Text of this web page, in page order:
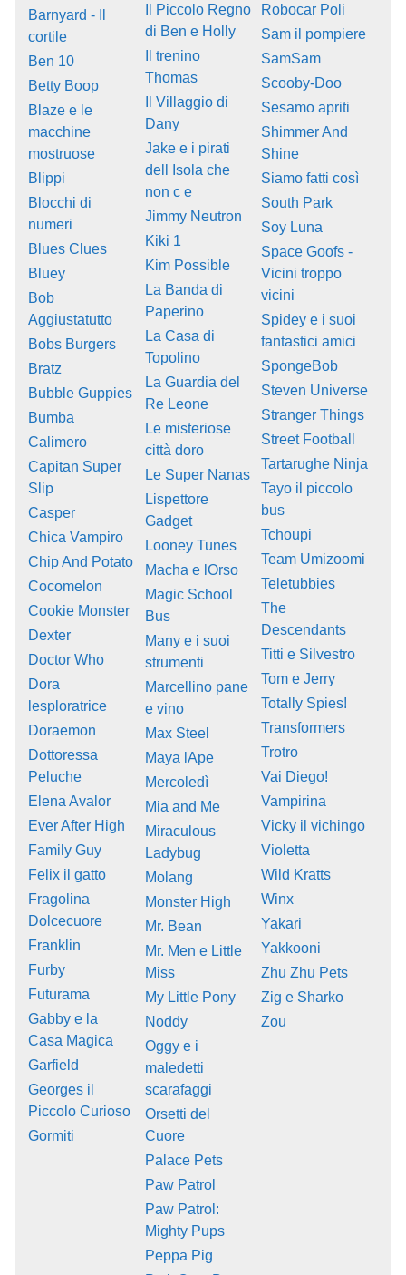
Barnyard - Il
cortile
Ben 10
Betty Boop
Blaze e le
macchine
mostruose
Blippi
Blocchi di
numeri
Blues Clues
Bluey
Bob
Aggiustatutto
Bobs Burgers
Bratz
Bubble Guppies
Bumba
Calimero
Capitan Super
Slip
Casper
Chica Vampiro
Chip And Potato
Cocomelon
Cookie Monster
Dexter
Doctor Who
Dora
lesploratrice
Doraemon
Dottoressa
Peluche
Elena Avalor
Ever After High
Family Guy
Felix il gatto
Fragolina
Dolcecuore
Franklin
Furby
Futurama
Gabby e la
Casa Magica
Garfield
Georges il
Piccolo Curioso
Gormiti
Il Piccolo Regno
di Ben e Holly
Il trenino
Thomas
Il Villaggio di
Dany
Jake e i pirati
dell Isola che
non c e
Jimmy Neutron
Kiki 1
Kim Possible
La Banda di
Paperino
La Casa di
Topolino
La Guardia del
Re Leone
Le misteriose
città doro
Le Super Nanas
Lispettore
Gadget
Looney Tunes
Macha e lOrso
Magic School
Bus
Many e i suoi
strumenti
Marcellino pane
e vino
Max Steel
Maya lApe
Mercoledì
Mia and Me
Miraculous
Ladybug
Molang
Monster High
Mr. Bean
Mr. Men e Little
Miss
My Little Pony
Noddy
Oggy e i
maledetti
scarafaggi
Orsetti del
Cuore
Palace Pets
Paw Patrol
Paw Patrol:
Mighty Pups
Peppa Pig
Robocar Poli
Sam il pompiere
SamSam
Scooby-Doo
Sesamo apriti
Shimmer And
Shine
Siamo fatti così
South Park
Soy Luna
Space Goofs -
Vicini troppo
vicini
Spidey e i suoi
fantastici amici
SpongeBob
Steven Universe
Stranger Things
Street Football
Tartarughe Ninja
Tayo il piccolo
bus
Tchoupi
Team Umizoomi
Teletubbies
The
Descendants
Titti e Silvestro
Tom e Jerry
Totally Spies!
Transformers
Trotro
Vai Diego!
Vampirina
Vicky il vichingo
Violetta
Wild Kratts
Winx
Yakari
Yakkooni
Zhu Zhu Pets
Zig e Sharko
Zou